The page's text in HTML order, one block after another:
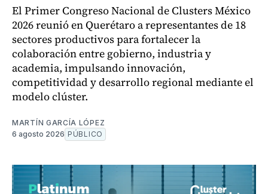
El Primer Congreso Nacional de Clusters México
2026 reunió en Querétaro a representantes de 18
sectores productivos para fortalecer la
colaboración entre gobierno, industria y
academia, impulsando innovación,
competitividad y desarrollo regional mediante el
modelo clúster.
MARTÍN GARCÍA LÓPEZ
6 agosto 2026 PÚBLICO